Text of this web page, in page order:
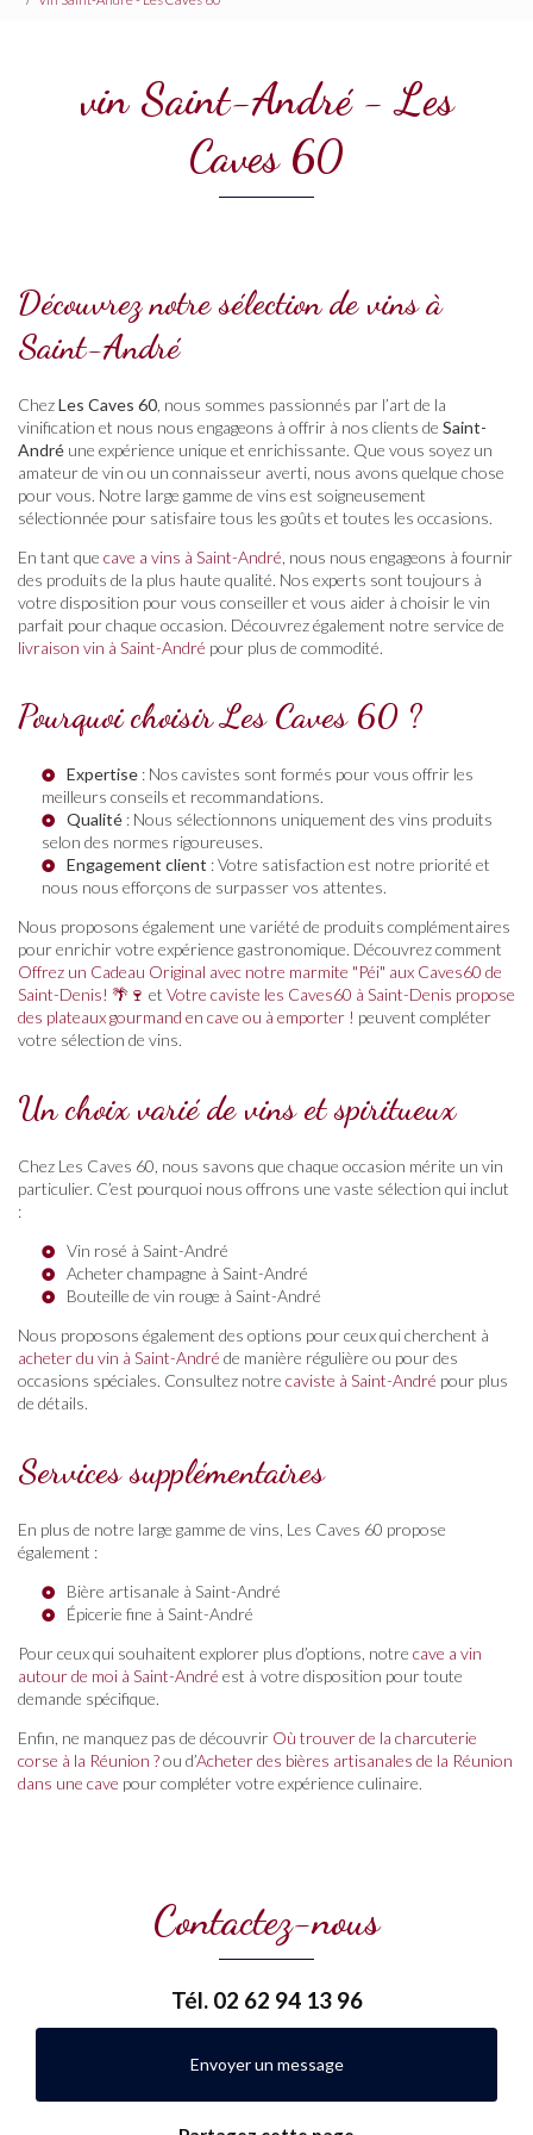
vin Saint-André - Les
Caves 60
Découvrez notre sélection de vins à
Saint-André
ChezLes Caves 60 , nous sommes passionnés par l’art de la
vinification et nous nous engageons à offrir à nos clients de Saint-
André une expérience unique et enrichissante. Que vous soyez un
amateur de vin ou un connaisseur averti, nous avons quelque chose
pour vous. Notre large gamme de vins est soigneusement
sélectionnée pour satisfaire tous les goûts et toutes les occasions.
En tant que cave a vins à Saint-André , nous nous engageons à fournir
des produits de la plus haute qualité. Nos experts sont toujours à
votre disposition pour vous conseiller et vous aider à choisir le vin
parfait pour chaque occasion. Découvrez également notre service de
livraison vin à Saint-André pour plus de commodité.
Pourquoi choisir Les Caves 60 ?
Expertise : Nos cavistes sont formés pour vous offrir les
meilleurs conseils et recommandations.
Qualité : Nous sélectionnons uniquement des vins produits
selon des normes rigoureuses.
Engagement client : Votre satisfaction est notre priorité et
nous nous efforçons de surpasser vos attentes.
Nous proposons également une variété de produits complémentaires
pour enrichir votre expérience gastronomique. Découvrez comment
Offrez un Cadeau Original avec notre marmite "Péi" aux Caves60 de
Saint-Denis! 🌴🍷 et Votre caviste les Caves60 à Saint-Denis propose
des plateaux gourmand en cave ou à emporter ! peuvent compléter
votre sélection de vins.
Un choix varié de vins et spiritueux
Chez Les Caves 60, nous savons que chaque occasion mérite un vin
particulier. C’est pourquoi nous offrons une vaste sélection qui inclut
:
Vin rosé à Saint-André
Acheter champagne à Saint-André
Bouteille de vin rouge à Saint-André
Nous proposons également des options pour ceux qui cherchent à
acheter du vin à Saint-André de manière régulière ou pour des
occasions spéciales. Consultez notre caviste à Saint-André pour plus
de détails.
Services supplémentaires
En plus de notre large gamme de vins, Les Caves 60 propose
également :
Bière artisanale à Saint-André
Épicerie fine à Saint-André
Pour ceux qui souhaitent explorer plus d’options, notre cave a vin
autour de moi à Saint-André est à votre disposition pour toute
demande spécifique.
Enfin, ne manquez pas de découvrir Où trouver de la charcuterie
corse à la Réunion ?ou d’Acheter des bières artisanales de la Réunion
dans une cave pour compléter votre expérience culinaire.
Contactez-nous
Tél. 02 62 94 13 96
Envoyer un message